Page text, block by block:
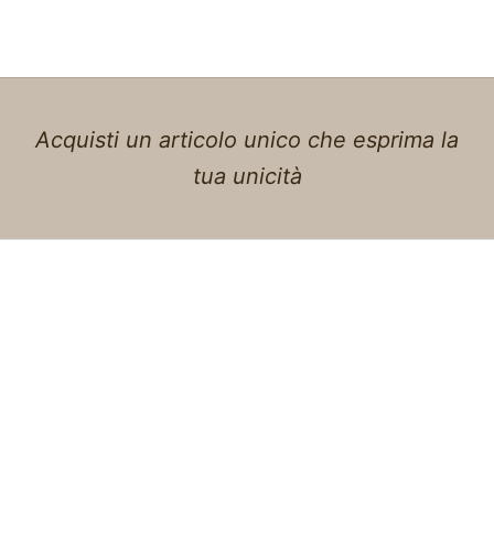
Acquisti un articolo unico che esprima la
tua unicità